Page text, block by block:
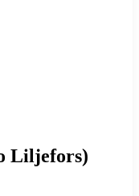
Liljefors)